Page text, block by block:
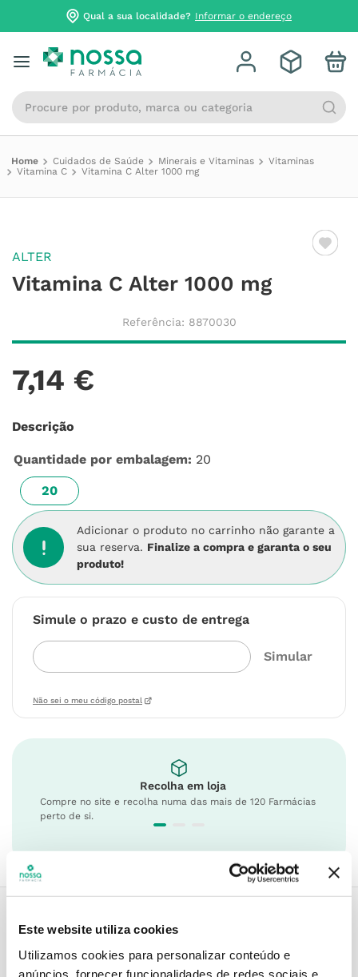
Este website utiliza cookies
Utilizamos cookies para personalizar conteúdo e
anúncios, fornecer funcionalidades de redes sociais e
Qual a sua localidade? Informar o endereço
Procure por produto, marca ou categoria
Cuidados de Saúde Minerais e Vitaminas
Vitaminas
Vitamina C
Vitamina C Alter 1000 mg
ALTER
Vitamina C Alter 1000 mg
Referência: 8870030
7,14 €
Descrição
Quantidade por embalagem: 20
20
Adicionar o produto no carrinho não garante a
sua reserva. Finalize a compra e garanta o seu
produto!
Simule o prazo e custo de entrega
Não sei o meu código postal
Recolha em loja
Compre no site e recolha numa das mais de 120 Farmácias
perto de si.